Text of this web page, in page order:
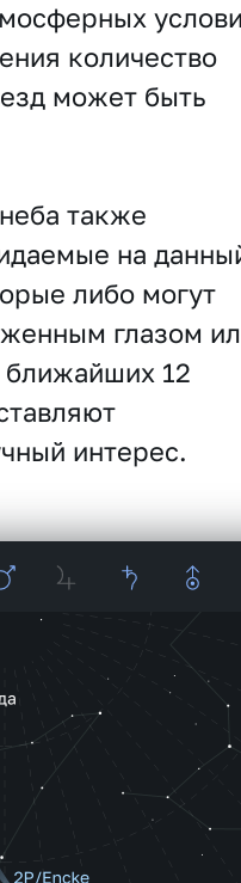
количество
может быть
также
на
либо могут
глазом
ближайших 12
интерес.